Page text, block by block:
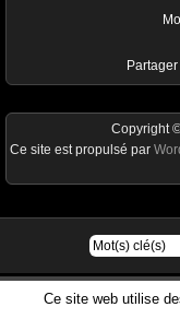
Partager
Ce site web utilise
Copyright
Ce site est propulsé par